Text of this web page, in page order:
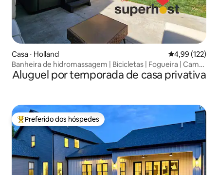
Casa ⋅ Holland 4,99 de uma
4,99 (122)
Banheira de hidromassagem | Bicicletas | Fogueira | Cama
king size
Aluguel por temporada de casa privativa
Entre os melhores preferidos dos hóspedes
Preferido dos hóspedes